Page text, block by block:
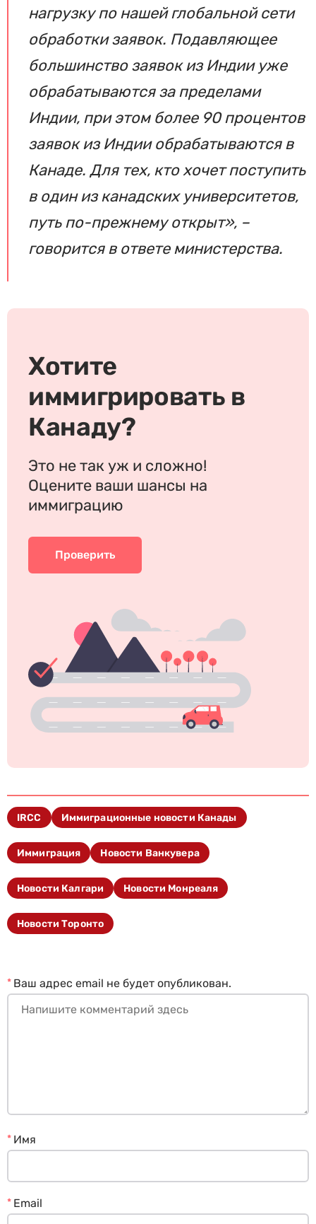
нагрузку по нашей глобальной сети
обработки заявок. Подавляющее
большинство заявок из Индии уже
обрабатываются за пределами
Индии, при этом более 90 процентов
заявок из Индии обрабатываются в
Канаде. Для тех, кто хочет поступить
в один из канадских университетов,
путь по-прежнему открыт», –
говорится в ответе министерства.
Хотите
иммигрировать в
Канаду?
Это не так уж и сложно!
Оцените ваши шансы на
иммиграцию
Проверить
IRCC Иммиграционные новости Канады
Иммиграция Новости Ванкувера
Новости Калгари Новости Монреаля
Новости Торонто
Ваш адрес email не будет опубликован.
*
Имя
*
Email
*